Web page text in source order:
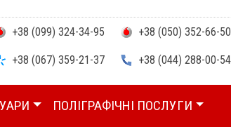
+38 (099) 324-34-95
+38 (050) 352-66-50
+38 (067) 359-21-37 +38 (044) 288-00-54
ПОЛІГРАФІЧНІ ПОСЛУГИ